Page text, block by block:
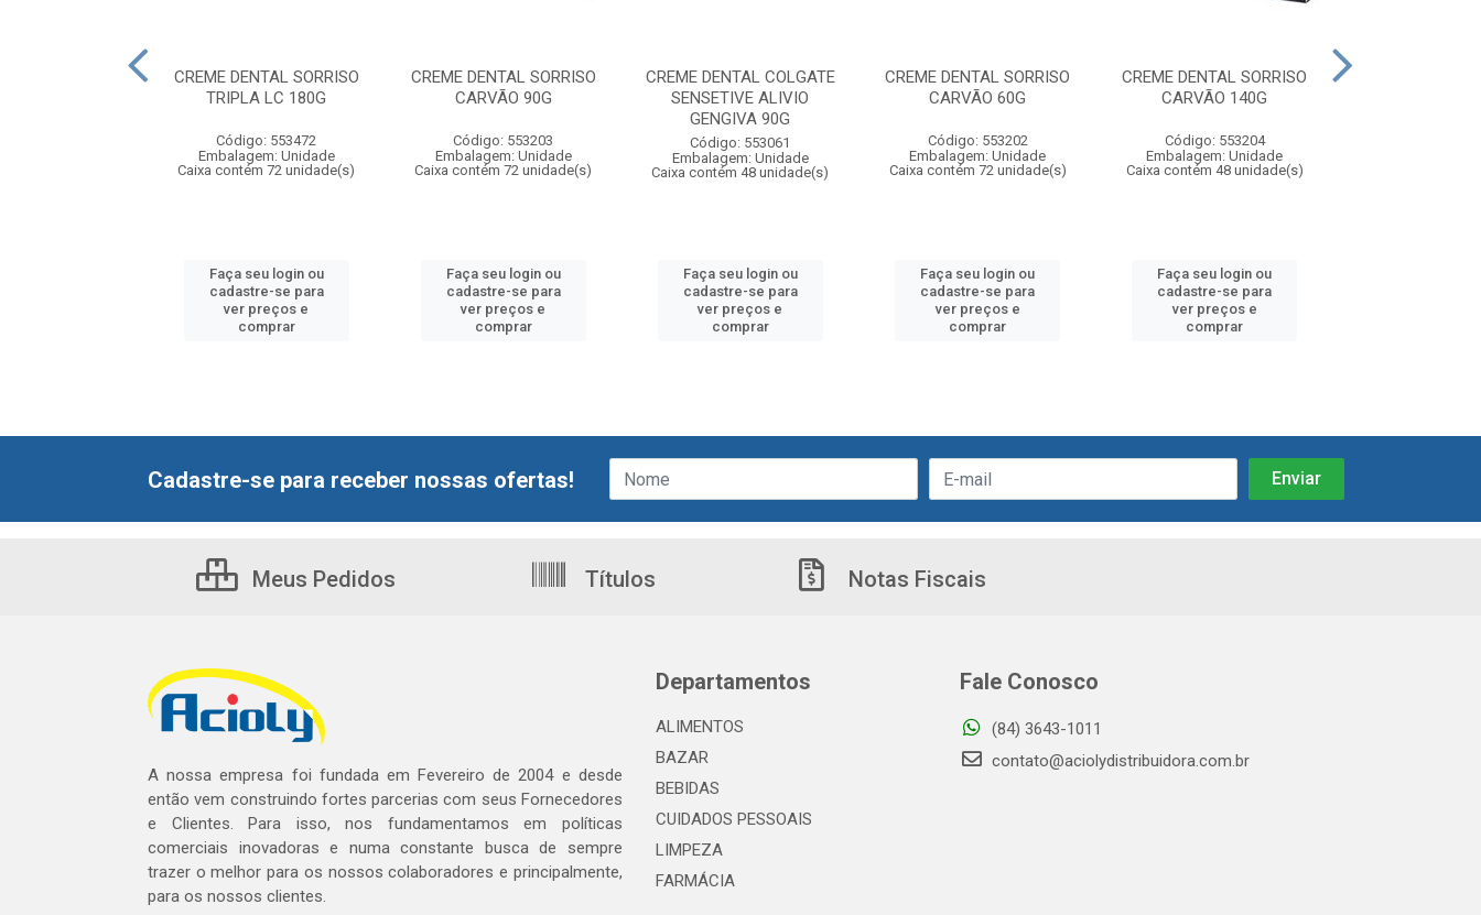
CREME DENTAL SORRISO
TRIPLA LC 180G
Código: 553472
Embalagem: Unidade
Caixa contém 72 unidade(s)
Faça seu login ou
cadastre-se para
ver preços e
comprar
CREME DENTAL SORRISO
CARVÃO 90G
Código: 553203
Embalagem: Unidade
Caixa contém 72 unidade(s)
Faça seu login ou
cadastre-se para
ver preços e
comprar
CREME DENTAL COLGATE
SENSETIVE ALIVIO
GENGIVA 90G
Código: 553061
Embalagem: Unidade
Caixa contém 48 unidade(s)
Faça seu login ou
cadastre-se para
ver preços e
comprar
CREME DENTAL SORRISO
CARVÃO 60G
Código: 553202
Embalagem: Unidade
Caixa contém 72 unidade(s)
Faça seu login ou
cadastre-se para
ver preços e
comprar
CREME DENTAL SORRISO
CARVÃO 140G
Código: 553204
Embalagem: Unidade
Caixa contém 48 unidade(s)
Faça seu login ou
cadastre-se para
ver preços e
comprar
Cadastre-se para receber nossas ofertas!
Meus Pedidos Títulos Notas Fiscais
A nossa empresa foi fundada em Fevereiro de 2004 e desde
então vem construindo fortes parcerias com seus Fornecedores
e Clientes. Para isso, nos fundamentamos em políticas
comerciais inovadoras e numa constante busca de sempre
trazer o melhor para os nossos colaboradores e principalmente,
para os nossos clientes.
Departamentos
ALIMENTOS
BAZAR
BEBIDAS
CUIDADOS PESSOAIS
LIMPEZA
FARMÁCIA
Fale Conosco
(84) 3643-1011
contato@aciolydistribuidora.com.br